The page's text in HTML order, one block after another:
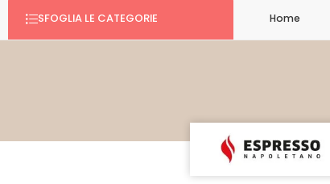
SFOGLIA LE CATEGORIE Home